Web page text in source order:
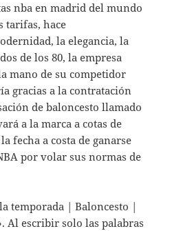
nba en madrid del mundo
tarifas, hace
la elegancia, la
de los 80, la empresa
mano de su competidor
gracias a la contratación
de baloncesto llamado
a la marca a cotas de
fecha a costa de ganarse
por volar sus normas de
temporada | Baloncesto |
Al escribir solo las palabras